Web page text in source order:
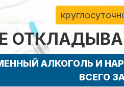
АЛКОГОЛЬ И
ВСЕГО